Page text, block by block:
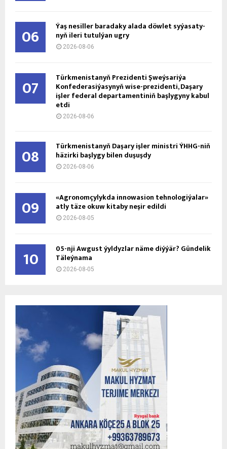
06 Ýaş ne­sil­ler ba­ra­da­ky ala­da döw­let sy­ýa­sa­ty­
nyň ile­ri tu­tul­ýan ug­ry
2026-08-06
07 Türkmenistanyň Prezidenti Şweýsariýa
Konfederasiýasynyň wise-prezidenti, Daşary
işler federal departamentiniň başlygyny kabul
etdi
2026-08-06
08 Türkmenistanyň Daşary işler ministri ÝHHG-niň
häzirki başlygy bilen duşuşdy
2026-08-06
09 «Agronomçylykda innowasion tehnologiýalar»
atly täze okuw kitaby neşir edildi
2026-08-05
10 05-nji Awgust ýyldyzlar näme diýýär? Gündelik
Täleýnama
2026-08-05